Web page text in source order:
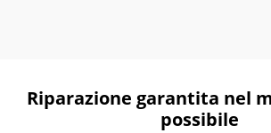
Riparazione garantita nel
possibile